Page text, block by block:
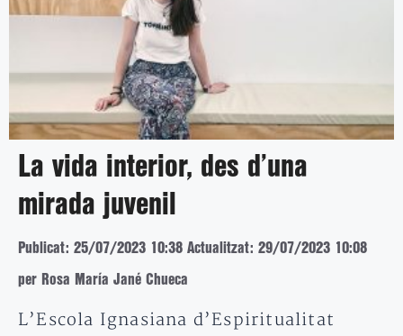
La vida interior, des d’una
mirada juvenil
Publicat: 25/07/2023 10:38 Actualitzat: 29/07/2023 10:08
per Rosa María Jané Chueca
L’Escola Ignasiana d’Espiritualitat